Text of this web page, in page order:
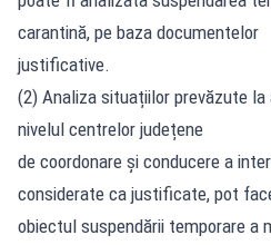
carantină, pe baza documentelor
justificative.
(2) Analiza situațiilor prevăzute
nivelul centrelor județene
de coordonare și conducere a
considerate ca justificate, pot
obiectul suspendării temporare a